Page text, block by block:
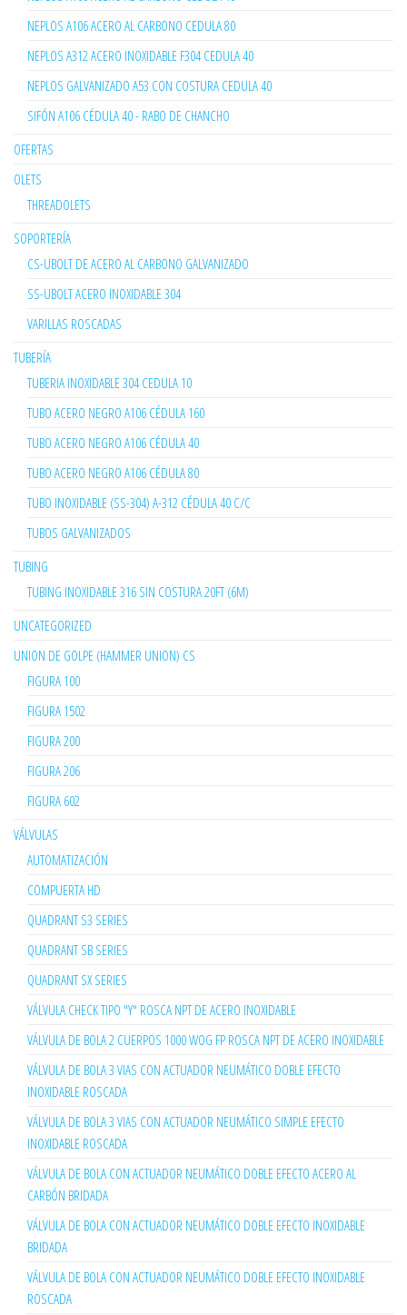
NEPLOS A106 ACERO AL CARBONO CEDULA 80
NEPLOS A312 ACERO INOXIDABLE F304 CEDULA 40
NEPLOS GALVANIZADO A53 CON COSTURA CEDULA 40
SIFÓN A106 CÉDULA 40 - RABO DE CHANCHO
OFERTAS
OLETS
THREADOLETS
SOPORTERÍA
CS-UBOLT DE ACERO AL CARBONO GALVANIZADO
SS-UBOLT ACERO INOXIDABLE 304
VARILLAS ROSCADAS
TUBERÍA
TUBERIA INOXIDABLE 304 CEDULA 10
TUBO ACERO NEGRO A106 CÉDULA 160
TUBO ACERO NEGRO A106 CÉDULA 40
TUBO ACERO NEGRO A106 CÉDULA 80
TUBO INOXIDABLE (SS-304) A-312 CÉDULA 40 C/C
TUBOS GALVANIZADOS
TUBING
TUBING INOXIDABLE 316 SIN COSTURA 20FT (6M)
UNCATEGORIZED
UNION DE GOLPE (HAMMER UNION) CS
FIGURA 100
FIGURA 1502
FIGURA 200
FIGURA 206
FIGURA 602
VÁLVULAS
AUTOMATIZACIÓN
COMPUERTA HD
QUADRANT S3 SERIES
QUADRANT SB SERIES
QUADRANT SX SERIES
VÁLVULA CHECK TIPO "Y" ROSCA NPT DE ACERO INOXIDABLE
VÁLVULA DE BOLA 2 CUERPOS 1000 WOG FP ROSCA NPT DE ACERO INOXIDABLE
VÁLVULA DE BOLA 3 VIAS CON ACTUADOR NEUMÁTICO DOBLE EFECTO
INOXIDABLE ROSCADA
VÁLVULA DE BOLA 3 VIAS CON ACTUADOR NEUMÁTICO SIMPLE EFECTO
INOXIDABLE ROSCADA
VÁLVULA DE BOLA CON ACTUADOR NEUMÁTICO DOBLE EFECTO ACERO AL
CARBÓN BRIDADA
VÁLVULA DE BOLA CON ACTUADOR NEUMÁTICO DOBLE EFECTO INOXIDABLE
BRIDADA
VÁLVULA DE BOLA CON ACTUADOR NEUMÁTICO DOBLE EFECTO INOXIDABLE
ROSCADA